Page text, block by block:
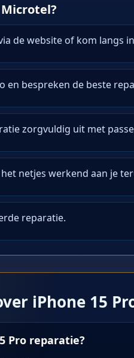
de website of kom langs
en bespreken de beste
zorgvuldig uit met
netjes werkend aan je
reparatie.
iPhone 15
Pro reparatie?